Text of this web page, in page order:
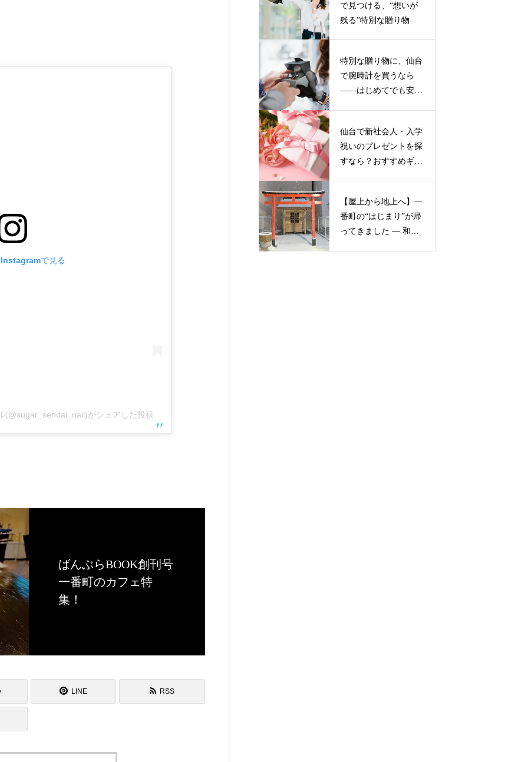
で見る
(@sugar_sendai_nail)がシェアした投稿
ばんぶらBOOK創刊号
一番町のカフェ特
集！
LINE RSS
で見つける、“想いが
残る”特別な贈り物
特別な贈り物に、仙台
で腕時計を買うなら
——はじめてでも安心
仙台で新社会人・入学
祝いのプレゼントを探
すなら？おすすめギフ
【屋上から地上へ】一
番町の“はじまり”が帰
ってきました ― 和霊